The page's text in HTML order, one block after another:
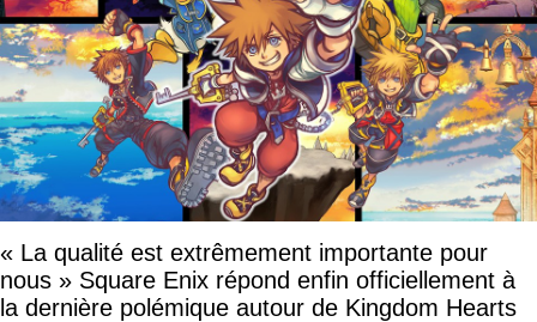
« La qualité est extrêmement importante pour
nous » Square Enix répond enfin officiellement à
la dernière polémique autour de Kingdom Hearts